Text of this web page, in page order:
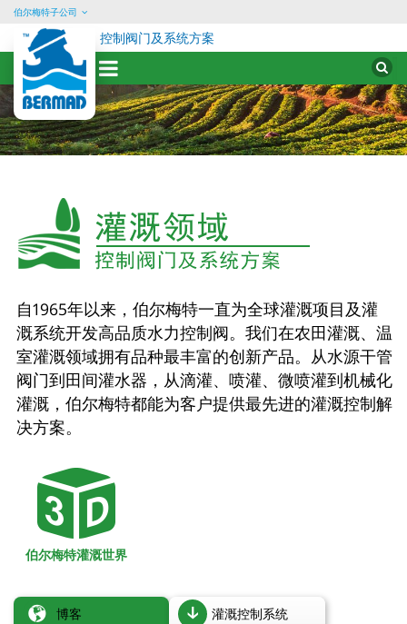
Skip
to
content
伯尔梅特子公司
控制阀门及系统方案
for:
溉
自1965年以来，伯尔梅特一直为全球灌溉项目及灌
溉系统开发高品质水力控制阀。我们在农田灌溉、温
室灌溉领域拥有品种最丰富的创新产品。从水源干管
阀门到田间灌水器，从滴灌、喷灌、微喷灌到机械化
灌溉，伯尔梅特都能为客户提供最先进的灌溉控制解
决方案。
伯尔梅特灌溉世界
博客 灌溉控制系统